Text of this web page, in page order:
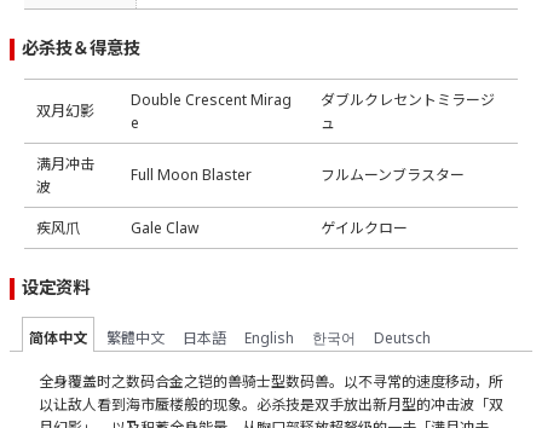
必杀技＆得意技
双月幻影
Double Crescent Mirag
e
ダブルクレセントミラージ
ュ
满月冲击
波
Full Moon Blaster フルムーンブラスター
疾风爪 Gale Claw ゲイルクロー
设定资料
简体中文 繁體中文 日本語 English 한국어 Deutsch
全身覆盖时之数码合金之铠的兽骑士型数码兽。以不寻常的速度移动，所
以让敌人看到海市蜃楼般的现象。必杀技是双手放出新月型的冲击波「双